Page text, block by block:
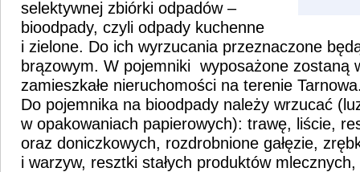
selektywnej zbiórki odpadów –
bioodpady, czyli odpady kuchenne
i zielone. Do ich wyrzucania przeznaczone
brązowym. W pojemniki wyposażone zostaną
zamieszkałe nieruchomości na terenie
Do pojemnika na bioodpady należy wrzucać
w opakowaniach papierowych): trawę, liście,
oraz doniczkowych, rozdrobnione gałęzie,
i warzyw, resztki stałych produktów